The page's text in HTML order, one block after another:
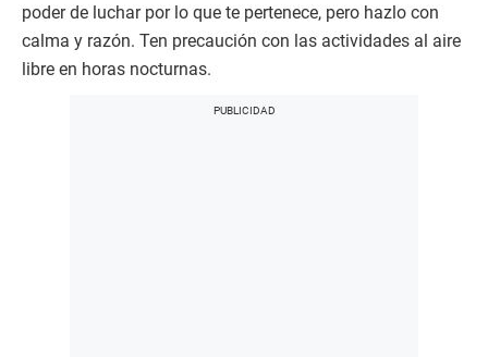
poder de luchar por lo que te pertenece, pero hazlo con
calma y razón. Ten precaución con las actividades al aire
libre en horas nocturnas.